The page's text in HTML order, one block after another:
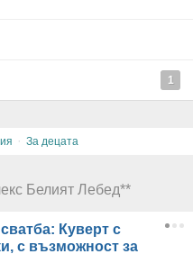
1
· За децата
Белият Лебед**
Куверт с
с възможност за